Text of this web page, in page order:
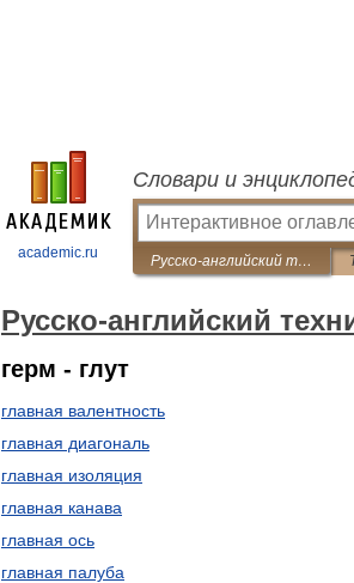
academic.ru
Словари и
Русско-английский технический словарь
Русско-английский
герм - глут
главная валентность
главная диагональ
главная изоляция
главная канава
главная ось
главная палуба